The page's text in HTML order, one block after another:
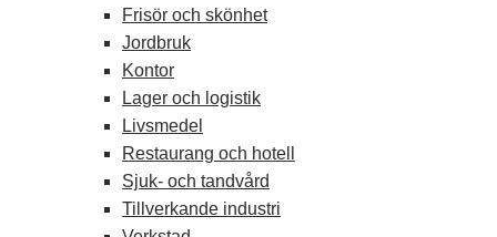
Frisör och skönhet
Jordbruk
Kontor
Lager och logistik
Livsmedel
Restaurang och hotell
Sjuk- och tandvård
Tillverkande industri